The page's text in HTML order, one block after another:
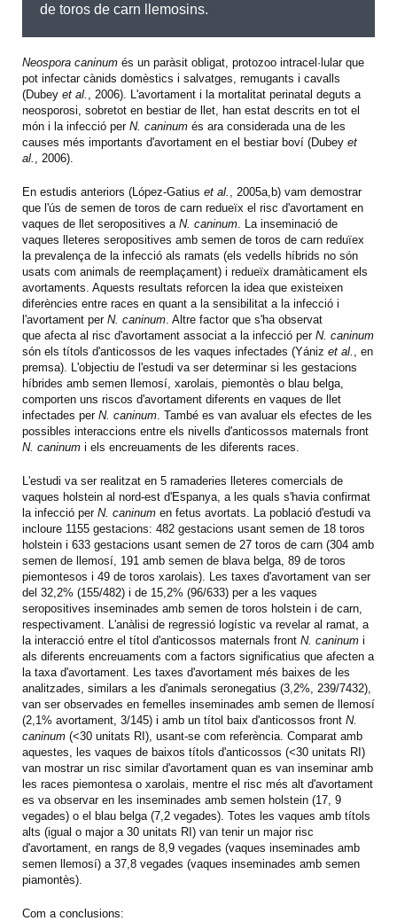
de toros de carn llemosins.
Neospora caninum és un paràsit obligat, protozoo intracel·lular que
pot infectar cànids domèstics i salvatges, remugants i cavalls
(Dubey et al.
, 2006). L'avortament i la mortalitat perinatal deguts a
neosporosi, sobretot en bestiar de llet, han estat descrits en tot el
món i la infecció per N. caninum és ara considerada una de les
causes més importants d'avortament en el bestiar boví (Dubey et
al.
, 2006).
En estudis anteriors (López-Gatius et al.
, 2005a,b) vam demostrar
que l'ús de semen de toros de carn redueïx el risc d'avortament en
vaques de llet seropositives a N. caninum . La inseminació de
vaques lleteres seropositives amb semen de toros de carn reduïex
la prevalença de la infecció als ramats (els vedells híbrids no són
usats com animals de reemplaçament) i redueïx dramàticament els
avortaments. Aquests resultats reforcen la idea que existeixen
diferències entre races en quant a la sensibilitat a la infecció i
l'avortament per N. caninum . Altre factor que s'ha observat
que afecta al risc d'avortament associat a la infecció per N. caninum
són els títols d'anticossos de les vaques infectades (Yániz et al.
, en
premsa). L'objectiu de l'estudi va ser determinar si les gestacions
híbrides amb semen llemosí, xarolais, piemontès o blau belga,
comporten uns riscos d'avortament diferents en vaques de llet
infectades per N. caninum . També es van avaluar els efectes de les
possibles interaccions entre els nivells d'anticossos maternals front
N. caninum i els encreuaments de les diferents races.
L'estudi va ser realitzat en 5 ramaderies lleteres comercials de
vaques holstein al nord-est d'Espanya, a les quals s'havia confirmat
la infecció per N. caninum en fetus avortats. La població d'estudi va
incloure 1155 gestacions: 482 gestacions usant semen de 18 toros
holstein i 633 gestacions usant semen de 27 toros de carn (304 amb
semen de llemosí, 191 amb semen de blava belga, 89 de toros
piemontesos i 49 de toros xarolais). Les taxes d'avortament van ser
del 32,2% (155/482) i de 15,2% (96/633) per a les vaques
seropositives inseminades amb semen de toros holstein i de carn,
respectivament. L'anàlisi de regressió logístic va revelar al ramat, a
la interacció entre el títol d'anticossos maternals front N. caninum i
als diferents encreuaments com a factors significatius que afecten a
la taxa d'avortament. Les taxes d'avortament més baixes de les
analitzades, similars a les d'animals seronegatius (3,2%, 239/7432),
van ser observades en femelles inseminades amb semen de llemosí
(2,1% avortament, 3/145) i amb un títol baix d'anticossos front N.
caninum (<30 unitats RI), usant-se com referència. Comparat amb
aquestes, les vaques de baixos títols d'anticossos (<30 unitats RI)
van mostrar un risc similar d'avortament quan es van inseminar amb
les races piemontesa o xarolais, mentre el risc més alt d'avortament
es va observar en les inseminades amb semen holstein (17, 9
vegades) o el blau belga (7,2 vegades). Totes les vaques amb títols
alts (igual o major a 30 unitats RI) van tenir un major risc
d'avortament, en rangs de 8,9 vegades (vaques inseminades amb
semen llemosí) a 37,8 vegades (vaques inseminades amb semen
piamontès).
Com a conclusions: